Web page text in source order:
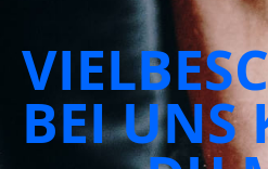
BEI UNS